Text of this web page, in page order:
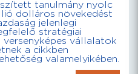
tanulmány nyolc
dolláros növekedést
jelenlegi
stratégiai
vállalatok
a cikkben
valamelyikében.